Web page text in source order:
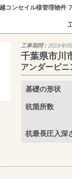
コンセイル様管理物
工事期間 : 2019年
千葉県市川
アンダーピ
基礎の形状
杭箇所数
杭最長圧入深